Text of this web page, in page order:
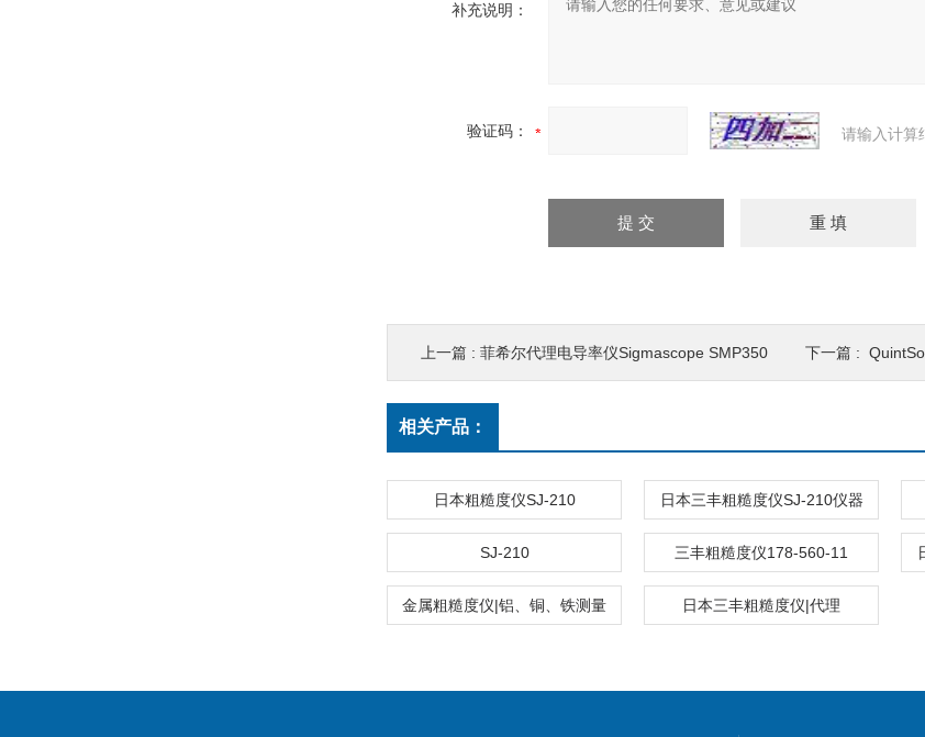
补充说明：
验证码： 请输入计算
上一篇 : 菲希尔代理电导率仪Sigmascope SMP350 下一篇 :
相关产品：
日本粗糙度仪SJ-210 日本三丰粗糙度仪SJ-210仪器
SJ-210 三丰粗糙度仪178-560-11
金属粗糙度仪|铝、铜、铁测量 日本三丰粗糙度仪|代理